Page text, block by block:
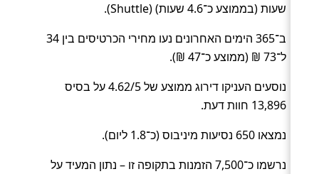
שעות (בממוצע כ־4.6 שעות) (Shuttle).
ב־365 הימים האחרונים נעו מחירי הכרטיסים בין 34
ל־73 ₪ (ממוצע כ־47 ₪).
נוסעים העניקו דירוג ממוצע של 4.62/5 על בסיס
13,896 חוות דעת.
נמצאו 650 נסיעות מיניבוס (כ־1.8 ליום).
נרשמו כ־7,500 הזמנות בתקופה זו – נתון המעיד על